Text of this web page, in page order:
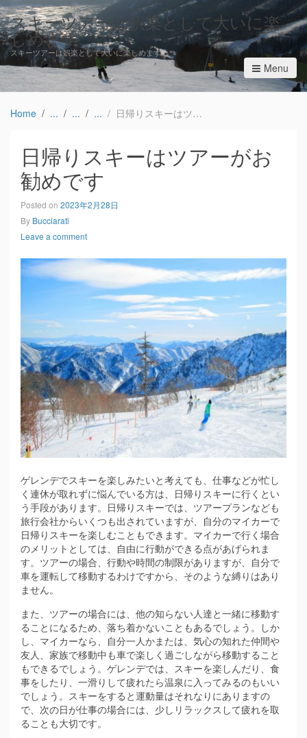
スキーツアーは娯楽として大いに楽
しめます
スキーツアーは娯楽として大いに楽しめます
Menu
Home 日帰りスキーはツアーがお勧めです
日帰りスキーはツアーがお
勧めです
Posted on 2023年2月28日
By Bucciarati
Leave a comment
ゲレンデでスキーを楽しみたいと考えても、仕事などが忙し
く連休が取れずに悩んでいる方は、日帰りスキーに行くとい
う手段があります。 日帰りスキーでは、ツアープランなども
旅行会社からいくつも出されていますが、自分のマイカーで
日帰りスキーを楽しむこともできます。マイカーで行く場合
のメリットとしては、自由に行動ができる点があげられま
す。ツアーの場合、行動や時間の制限がありますが、自分で
車を運転して移動するわけですから、そのような縛りはあり
ません。
また、ツアーの場合には、他の知らない人達と一緒に移動す
ることになるため、落ち着かないこともあるでしょう。しか
し、マイカーなら、自分一人かまたは、気心の知れた仲間や
友人、家族で移動中も車で楽しく過ごしながら移動すること
もできるでしょう。ゲレンデでは、スキーを楽しんだり、食
事をしたり、一滑りして疲れたら温泉に入ってみるのもいい
でしょう。スキーをすると運動量はそれなりにありますの
で、次の日が仕事の場合には、少しリラックスして疲れを取
ることも大切です。